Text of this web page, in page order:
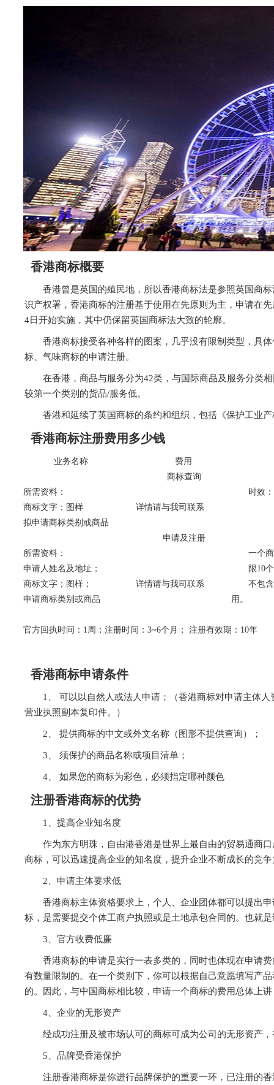
香港商标概要
香港曾是英国的殖民地，所以香港商标法是参照英国商
识产权署，香港商标的注册基于使用在先原则为主，申请在
4日开始实施，其中仍保留英国商标法大致的轮廓。
香港商标接受各种各样的图案，几乎没有限制类型，具
标、气味商标的申请注册。
在香港，商品与服务分为42类，与国际商品及服务分类
较第一个类别的货品/服务低。
香港和延续了英国商标的条约和组织，包括《保护工业
香港商标注册费用多少钱
业务名称
费用
商标查询
所需资料：
商标文字；图样
拟申请商标类别或商品
详情请与我司联系
时效
申请及注册
所需资料：
申请人姓名及地址；
商标文字；图样；
申请商标类别或商品
详情请与我司联系
一个
限10
不包
用。
官方回执时间：1周；注册时间：3~6个月； 注册有效期：10年
香港商标申请条件
1、 可以以自然人或法人申请；（香港商标对申请主体
营业执照副本复印件。）
2、 提供商标的中文或外文名称（图形不提供查询）；
3、 须保护的商品名称或项目清单；
4、 如果您的商标为彩色，必须指定哪种颜色
注册香港商标的优势
1、提高企业知名度
作为东方明珠，自由港香港是世界上最自由的贸易通商
商标，可以迅速提高企业的知名度，提升企业不断成长的竞
2、申请主体要求低
香港商标主体资格要求上，个人、企业团体都可以提出
标，是需要提交个体工商户执照或是土地承包合同的。也就
3、官方收费低廉
香港商标的申请是实行一表多类的，同时也体现在申请
有数量限制的。在一个类别下，你可以根据自己意愿填写产
的。因此，与中国商标相比较，申请一个商标的费用总体上
4、企业的无形资产
经成功注册及被市场认可的商标可成为公司的无形资产
5、品牌受香港保护
注册香港商标是你进行品牌保护的重要一环，已注册的